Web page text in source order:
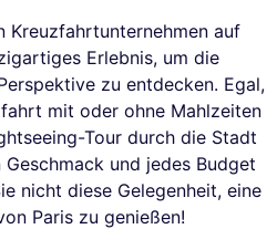
Kreuzfahrtunternehmen auf
Erlebnis, um die
zu entdecken. Egal,
mit oder ohne Mahlzeiten
Tour durch die Stadt
und jedes Budget
nicht diese Gelegenheit, eine
Paris zu genießen!